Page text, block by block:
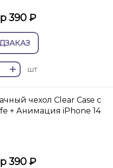
390 ₽
шт
чехол Clear Case c
+ Анимация iPhone 14
390 ₽